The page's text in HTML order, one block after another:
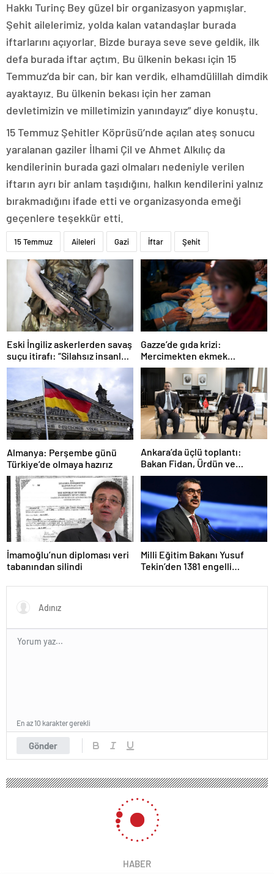
Hakkı Turinç Bey güzel bir organizasyon yapmışlar.
Şehit ailelerimiz, yolda kalan vatandaşlar burada
iftarlarını açıyorlar. Bizde buraya seve seve geldik, ilk
defa burada iftar açtım. Bu ülkenin bekası için 15
Temmuz’da bir can, bir kan verdik, elhamdülillah dimdik
ayaktayız. Bu ülkenin bekası için her zaman
devletimizin ve milletimizin yanındayız” diye konuştu.
15 Temmuz Şehitler Köprüsü’nde açılan ateş sonucu
yaralanan gaziler İlhami Çil ve Ahmet Alkılıç da
kendilerinin burada gazi olmaları nedeniyle verilen
iftarın ayrı bir anlam taşıdığını, halkın kendilerini yalnız
bırakmadığını ifade etti ve organizasyonda emeği
geçenlere teşekkür etti.
15 Temmuz Aileleri Gazi İftar Şehit
Eski İngiliz askerlerden savaş
suçu itirafı: “Silahsız insanları
uykuda öldürdüler”
Gazze’de gıda krizi:
Mercimekten ekmek
yapıyorlar
Almanya: Perşembe günü
Türkiye’de olmaya hazırız
Ankara’da üçlü toplantı:
Bakan Fidan, Ürdün ve
Suriyeli mevkidaşlarıyla
görüştü
İmamoğlu’nun diploması veri
tabanından silindi
Milli Eğitim Bakanı Yusuf
Tekin’den 1381 engelli
paylaşım
Gönder
En az 10 karakter gerekli
HABER